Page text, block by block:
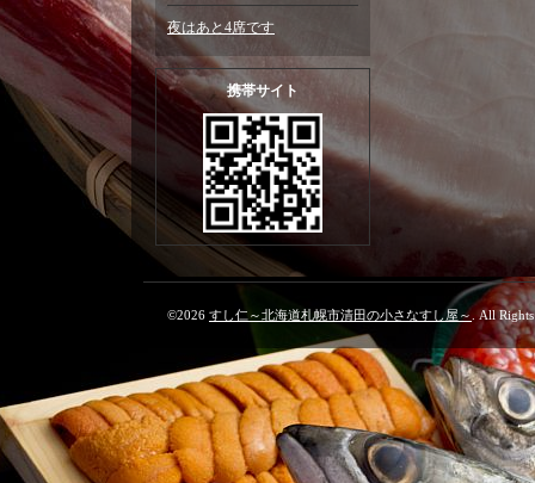
夜はあと4席です
携帯サイト
©2026 すし仁～北海道札幌市清田の小さなすし屋～ . All